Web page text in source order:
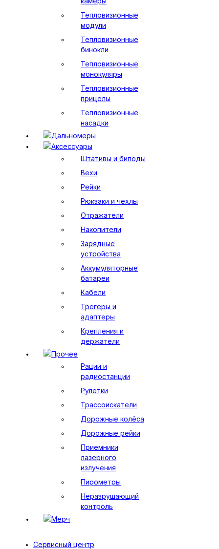
Тепловизионные
модули
Тепловизионные
бинокли
Тепловизионные
монокуляры
Тепловизионные
прицелы
Тепловизионные
насадки
Дальномеры
Аксессуары
Штативы и биподы
Вехи
Рейки
Рюкзаки и чехлы
Отражатели
Накопители
Зарядные
устройства
Аккумуляторные
батареи
Кабели
Трегеры и
адаптеры
Крепления и
держатели
Прочее
Рации и
радиостанции
Рулетки
Трассоискатели
Дорожные колёса
Дорожные рейки
Приемники
лазерного
излучения
Пирометры
Неразрушающий
контроль
Мерч
Сервисный центр